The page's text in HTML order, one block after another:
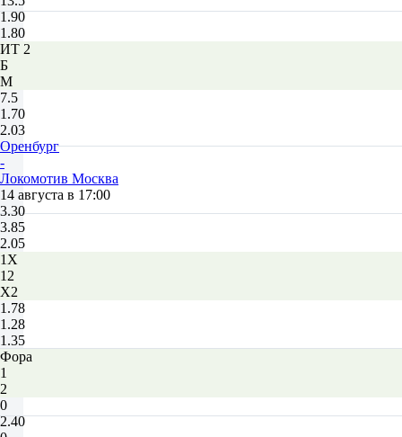
1.90
1.80
ИТ 2
Б
М
7.5
1.70
2.03
Оренбург
-
Локомотив Москва
14 августа в 17:00
3.30
3.85
2.05
1X
12
X2
1.78
1.28
1.35
Фора
1
2
0
2.40